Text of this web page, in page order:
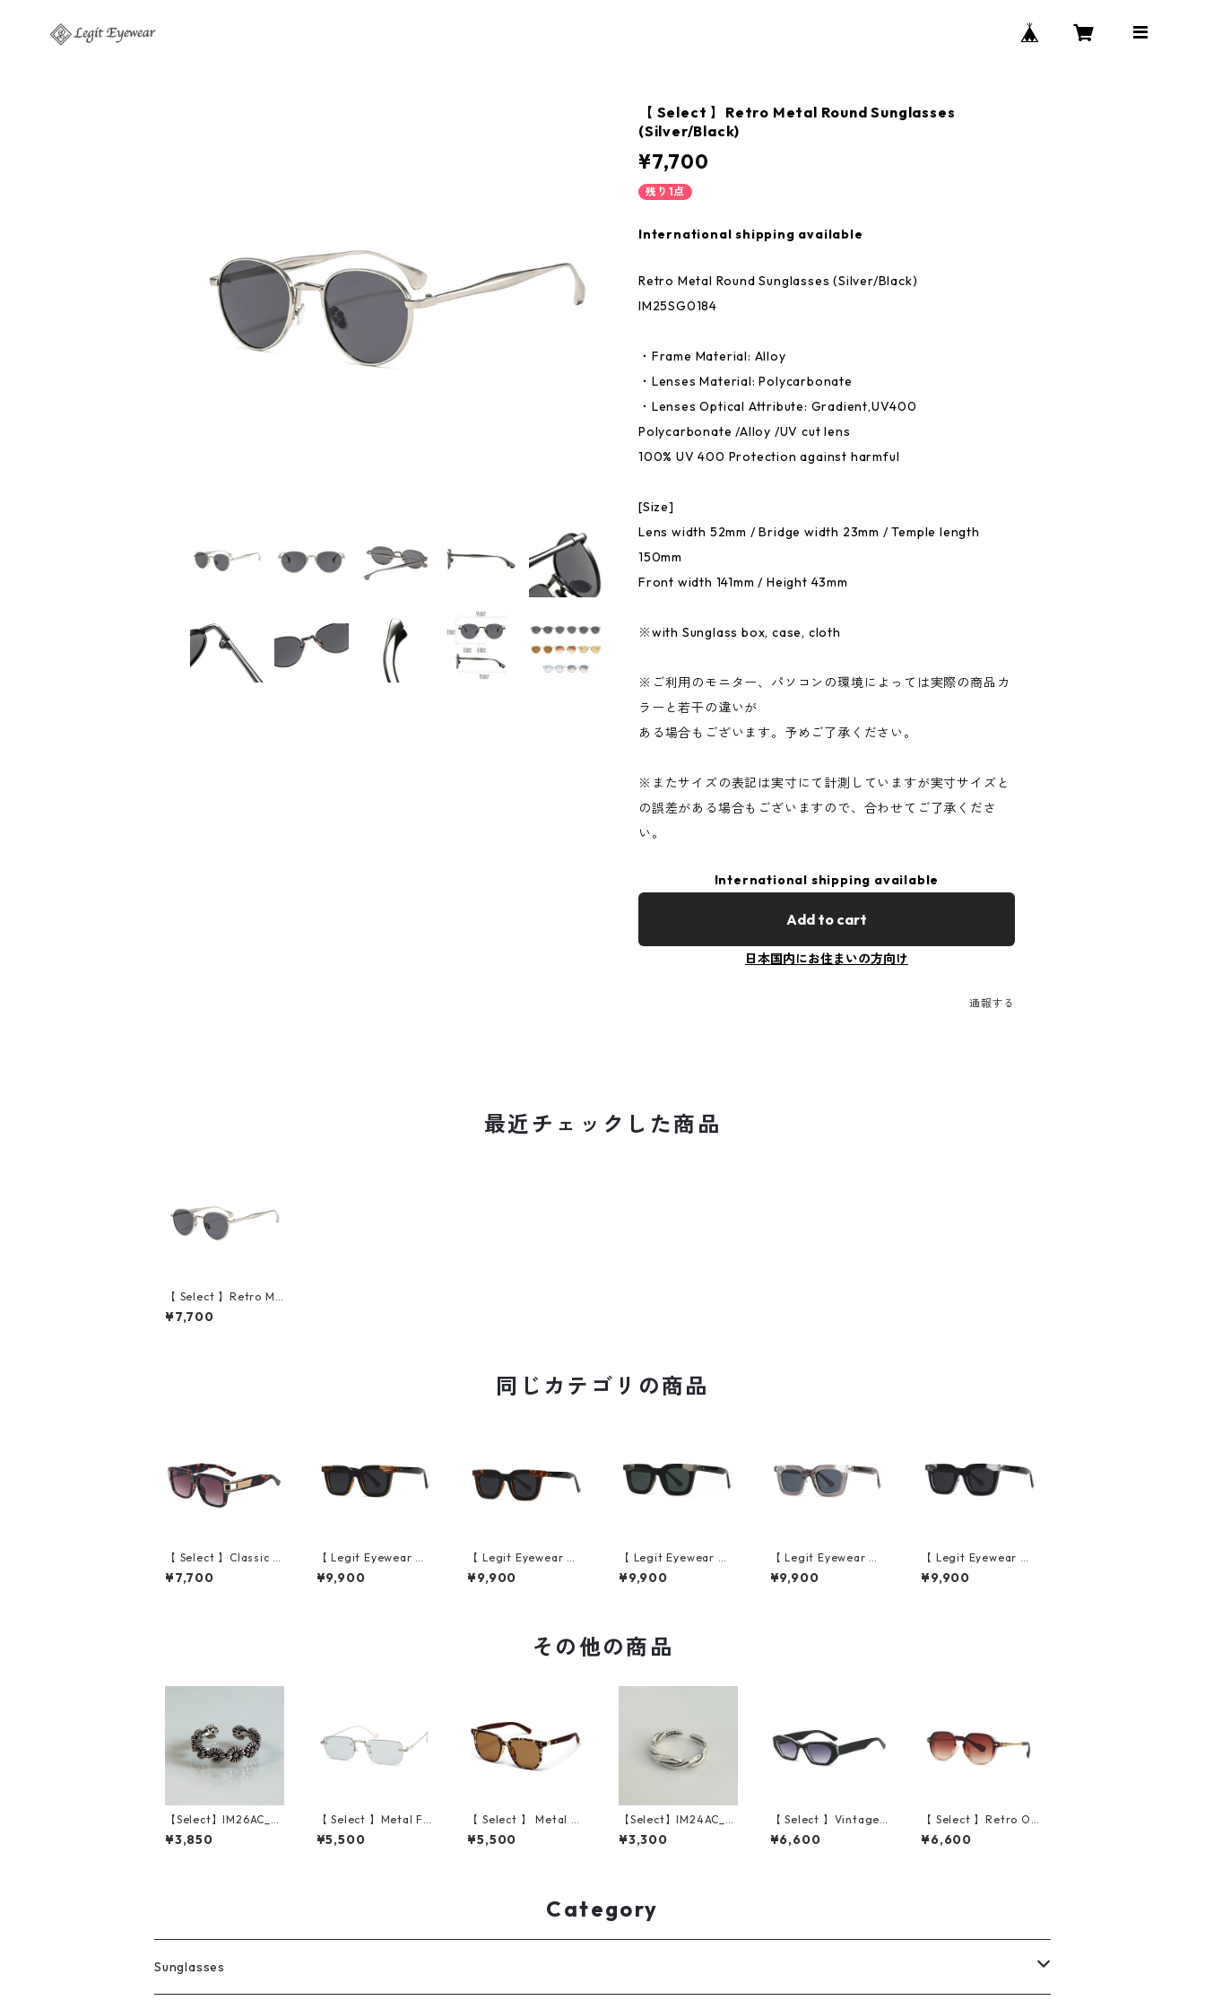
【 Select 】Retro Metal Round Sunglasses
(Silver/Black)
¥7,700
残り1点
International shipping available
Retro Metal Round Sunglasses (Silver/Black)
IM25SG0184
・Frame Material: Alloy
・Lenses Material: Polycarbonate
・Lenses Optical Attribute: Gradient,UV400
Polycarbonate /Alloy /UV cut lens
100% UV 400 Protection against harmful
[Size]
Lens width 52mm / Bridge width 23mm / Temple length
150mm
Front width 141mm / Height 43mm
※with Sunglass box, case, cloth
※ご利用のモニター、パソコンの環境によっては実際の商品カ
ラーと若干の違いが
ある場合もございます。予めご了承ください。
※またサイズの表記は実寸にて計測していますが実寸サイズと
の誤差がある場合もございますので、合わせてご了承くださ
い。
International shipping available
Add to cart
日本国内にお住まいの方向け
通報する
最近チェックした商品
【 Select 】Retro Me
tal Round Sunglasse
s (Silver/Black)
¥7,700
同じカテゴリの商品
【 Select 】Classic V
intage Square Large
Flame Sunglasses (D
¥7,700
【 Legit Eyewear 】S
unglasses Konoe (Bl
ack Wood/Grey)
¥9,900
【 Legit Eyewear 】S
unglasses Konoe (Bl
ack Demi/Grey)
¥9,900
【 Legit Eyewear 】S
unglasses Konoe (Bl
ack Clear Grey/Gree
¥9,900
【 Legit Eyewear 】S
unglasses Konoe (Cl
ear Grey/Grey)
¥9,900
【 Legit Eyewear 】S
unglasses Konoe (Bl
ack Clear/Grey)
¥9,900
その他の商品
【Select】IM26AC_R
G053/ Vintage Flow
er Ring（Silver）
¥3,850
【 Select 】Metal Fla
me Rimless Squarer
Sunglasses #1 (Silve
¥5,500
【 Select 】 Metal Ar
tificial Wood Vintag
e Sunglasses (Leopa
¥5,500
【Select】IM24AC_R
G002 / Twist ring
（Silver）
¥3,300
【 Select 】Vintage I
rregular Cat Eye Sun
glasses (Black/Grey
¥6,600
【 Select 】Retro Ov
al Rivets design Sun
glasses (Clear Brow
¥6,600
Category
Sunglasses